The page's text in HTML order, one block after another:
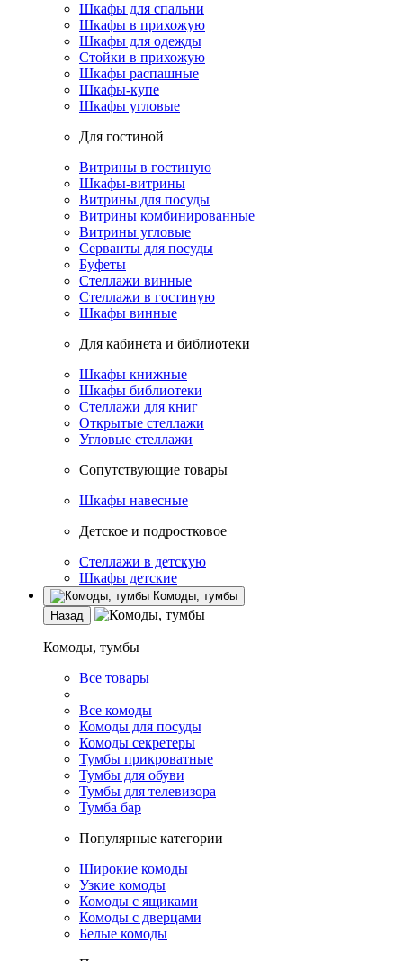
Шкафы для спальни
Шкафы в прихожую
Шкафы для одежды
Стойки в прихожую
Шкафы распашные
Шкафы-купе
Шкафы угловые
Для гостиной
Витрины в гостиную
Шкафы-витрины
Витрины для посуды
Витрины комбинированные
Витрины угловые
Серванты для посуды
Буфеты
Стеллажи винные
Стеллажи в гостиную
Шкафы винные
Для кабинета и библиотеки
Шкафы книжные
Шкафы библиотеки
Стеллажи для книг
Открытые стеллажи
Угловые стеллажи
Сопутствующие товары
Шкафы навесные
Детское и подростковое
Стеллажи в детскую
Шкафы детские
Комоды, тумбы
Назад
Комоды, тумбы
Все товары
Все комоды
Комоды для посуды
Комоды секретеры
Тумбы прикроватные
Тумбы для обуви
Тумбы для телевизора
Тумба бар
Популярные категории
Широкие комоды
Узкие комоды
Комоды с ящиками
Комоды с дверцами
Белые комоды